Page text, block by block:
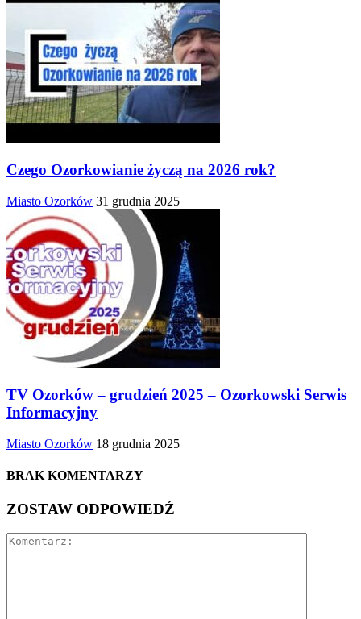
Czego Ozorkowianie życzą na 2026 rok?
Miasto Ozorków 31 grudnia 2025
TV Ozorków – grudzień 2025 – Ozorkowski Serwis
Informacyjny
Miasto Ozorków 18 grudnia 2025
BRAK KOMENTARZY
ZOSTAW ODPOWIEDŹ